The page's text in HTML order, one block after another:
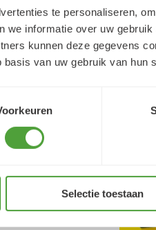
te personaliseren,
we informatie over uw
kunnen deze gegevens
van uw gebruik van hun
Selectie toestaan
Met